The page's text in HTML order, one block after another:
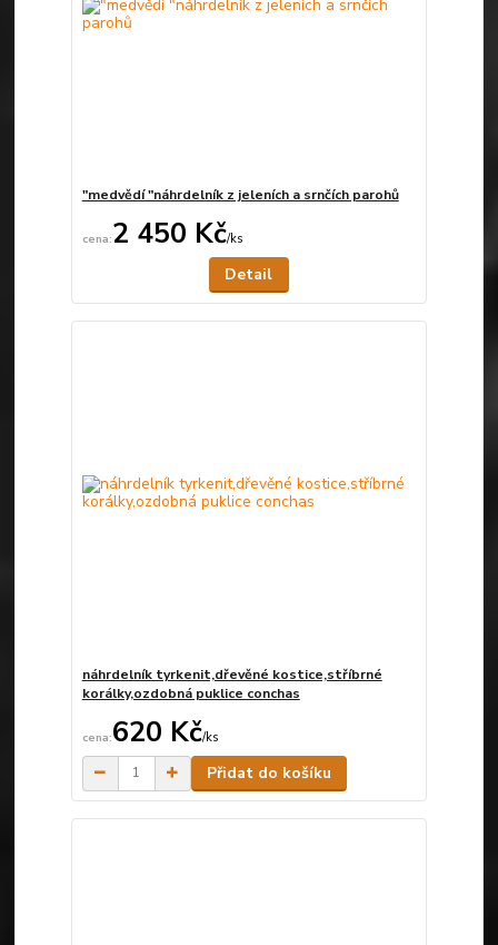
"medvědí "náhrdelník z jeleních a srnčích parohů
2 450 Kč/ks
Detail
náhrdelník tyrkenit,dřevěné kostice,stříbrné
korálky,ozdobná puklice conchas
620 Kč/ks
Přidat do košíku